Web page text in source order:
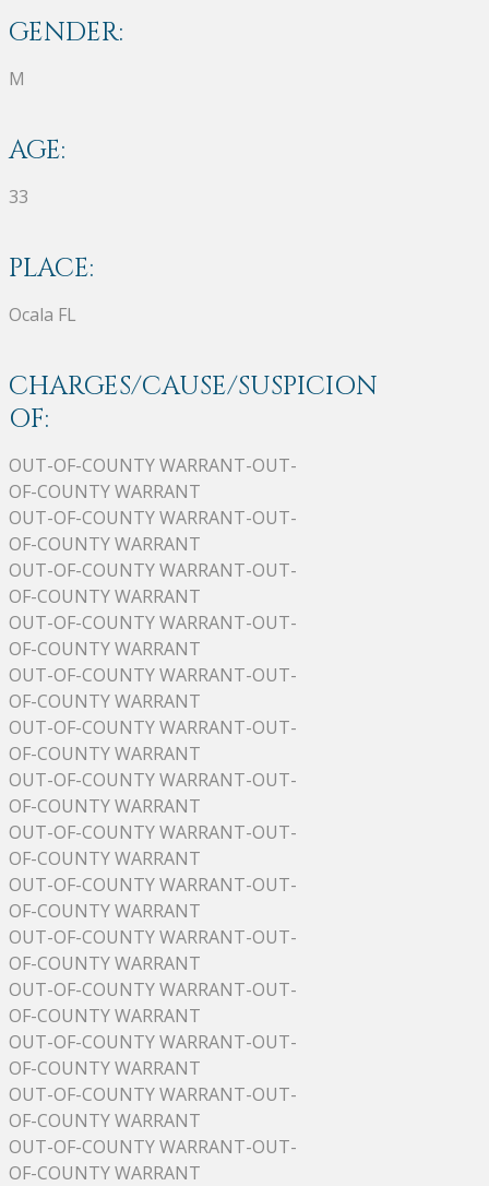
GENDER:
M
AGE:
33
PLACE:
Ocala FL
CHARGES/CAUSE/SUSPICION
OF:
OUT-OF-COUNTY WARRANT-OUT-
OF-COUNTY WARRANT
OUT-OF-COUNTY WARRANT-OUT-
OF-COUNTY WARRANT
OUT-OF-COUNTY WARRANT-OUT-
OF-COUNTY WARRANT
OUT-OF-COUNTY WARRANT-OUT-
OF-COUNTY WARRANT
OUT-OF-COUNTY WARRANT-OUT-
OF-COUNTY WARRANT
OUT-OF-COUNTY WARRANT-OUT-
OF-COUNTY WARRANT
OUT-OF-COUNTY WARRANT-OUT-
OF-COUNTY WARRANT
OUT-OF-COUNTY WARRANT-OUT-
OF-COUNTY WARRANT
OUT-OF-COUNTY WARRANT-OUT-
OF-COUNTY WARRANT
OUT-OF-COUNTY WARRANT-OUT-
OF-COUNTY WARRANT
OUT-OF-COUNTY WARRANT-OUT-
OF-COUNTY WARRANT
OUT-OF-COUNTY WARRANT-OUT-
OF-COUNTY WARRANT
OUT-OF-COUNTY WARRANT-OUT-
OF-COUNTY WARRANT
OUT-OF-COUNTY WARRANT-OUT-
OF-COUNTY WARRANT